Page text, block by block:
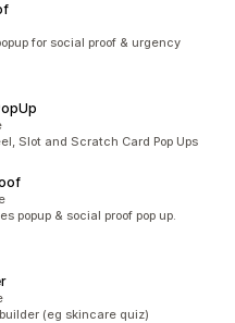
for social proof & urgency
Slot and Scratch Card Pop Ups
popup & social proof pop up.
(eg skincare quiz)